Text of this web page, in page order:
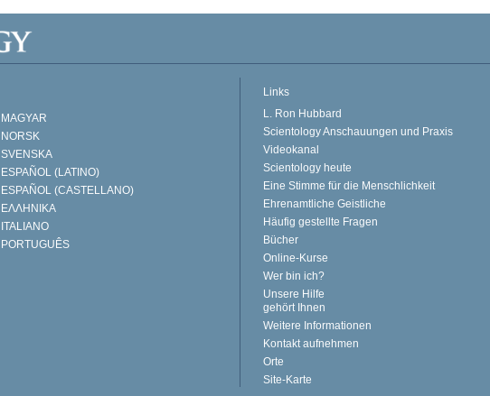
MAGYAR
NORSK
SVENSKA
ESPAÑOL (LATINO)
ESPAÑOL (CASTELLANO)
ΕΛΛΗΝΙΚA
ITALIANO
PORTUGUÊS
Links
L. Ron Hubbard
Scientology Anschauungen und Praxis
Videokanal
Scientology heute
Eine Stimme für die Menschlichkeit
Ehrenamtliche Geistliche
Häufig gestellte Fragen
Bücher
Online-Kurse
Wer bin ich?
Unsere Hilfe
gehört Ihnen
Weitere Informationen
Kontakt aufnehmen
Orte
Site-Karte